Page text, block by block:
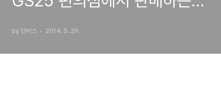
by 단비스 2014. 5. 29.